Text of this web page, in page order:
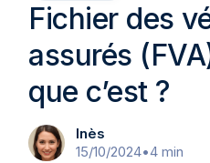
Fichier des
assurés
que c’est ?
Inès
15/10/2024•4 min